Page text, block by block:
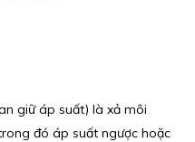
giữ áp suất) là xả môi
đó áp suất ngược hoặc